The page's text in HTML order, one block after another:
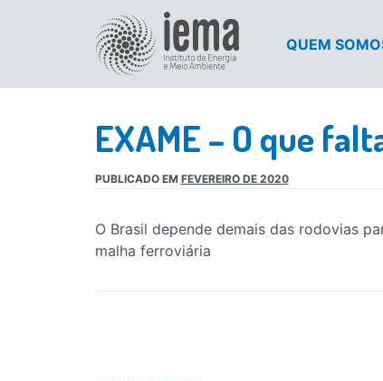
QUEM
EXAME – O que
PUBLICADO EM FEVEREIRO DE 2020
O Brasil depende demais das rodovias
malha ferroviária